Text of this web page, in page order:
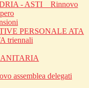
- ASTI _ Rinnovo
PERSONALE ATA
triennali
assemblea delegati